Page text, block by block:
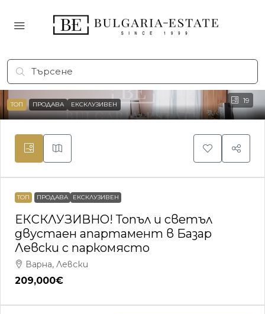
19
ТОП ПРОДАВА ЕКСКЛУЗИВЕН
ТОП ПРОДАВА ЕКСКЛУЗИВЕН
ЕКСКЛУЗИВНО! Топъл и светъл
двустаен апартамент в Базар
Левски с паркомясто
Варна, Левски
209,000€